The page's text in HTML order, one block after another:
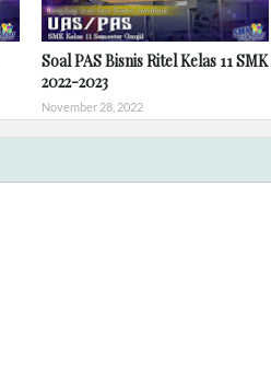
Soal PAS Bisnis Ritel Kelas 11 SMK
2022-2023
November 28, 2022